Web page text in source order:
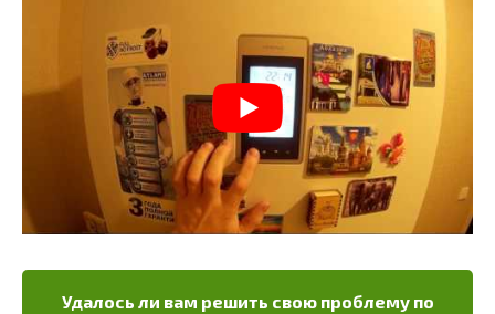
Удалось ли вам решить свою проблему по